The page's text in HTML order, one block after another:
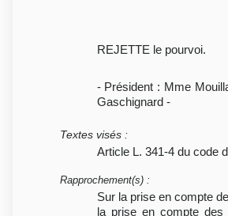
REJETTE le pourvoi.
- Président : Mme
Gaschignard -
Textes visés :
Article L. 341-4 du code
Rapprochement(s) :
Sur la prise en compte
la prise en compte